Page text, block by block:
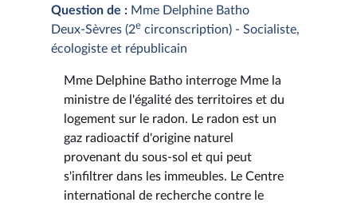
Question de : Mme Delphine Batho
Deux-Sèvres (2e circonscription) - Socialiste,
écologiste et républicain
Mme Delphine Batho interroge Mme la
ministre de l'égalité des territoires et du
logement sur le radon. Le radon est un
gaz radioactif d'origine naturel
provenant du sous-sol et qui peut
s'infiltrer dans les immeubles. Le Centre
international de recherche contre le